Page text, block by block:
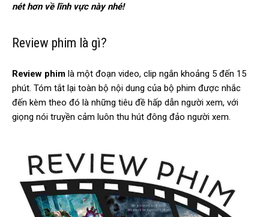
nét hơn về lĩnh vực này nhé!
Review phim là gì?
Review phim là một đoạn video, clip ngắn khoảng 5 đến 15
phút. Tóm tắt lại toàn bộ nội dung của bộ phim được nhắc
đến kèm theo đó là những tiêu đề hấp dẫn người xem, với
giọng nói truyền cảm luôn thu hút đông đảo người xem.